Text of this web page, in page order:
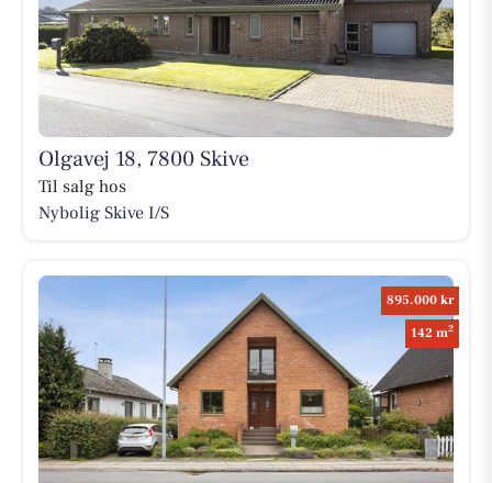
Olgavej 18, 7800 Skive
Til salg hos
Nybolig Skive I/S
895.000 kr
142 m2